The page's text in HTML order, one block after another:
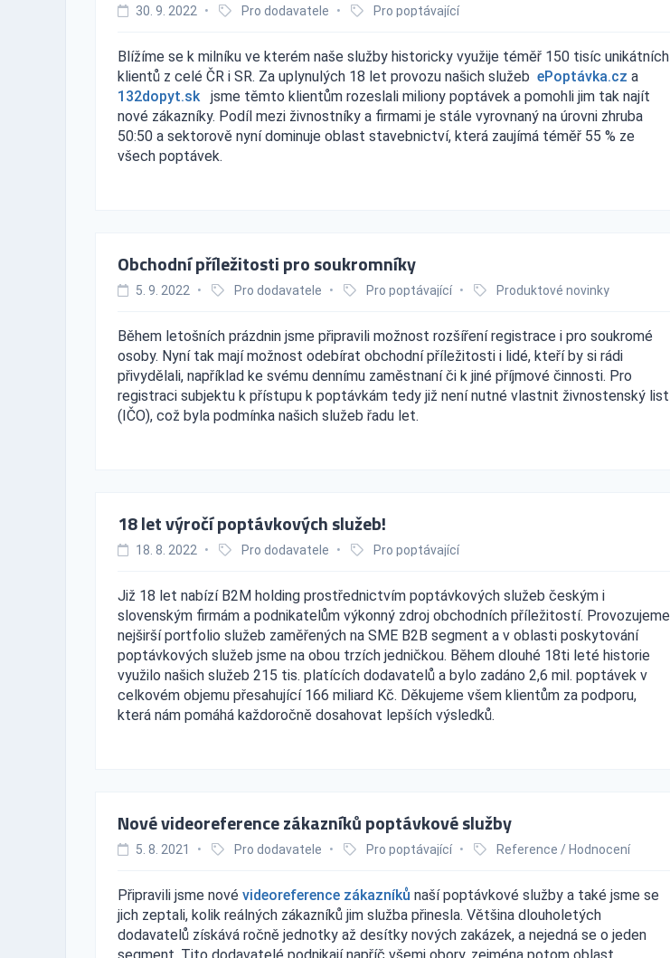
30. 9. 2022 • Pro dodavatele • Pro poptávající
Blížíme se k milníku ve kterém naše služby historicky využije téměř 150 tisíc unikátních
klientů z celé ČR i SR. Za uplynulých 18 let provozu našich služeb ePoptávka.cz a
132dopyt.skjsme těmto klientům rozeslali miliony poptávek a pomohli jim tak najít
nové zákazníky. Podíl mezi živnostníky a firmami je stále vyrovnaný na úrovni zhruba
50:50 a sektorově nyní dominuje oblast stavebnictví, která zaujímá téměř 55 % ze
všech poptávek.
Obchodní příležitosti pro soukromníky
5. 9. 2022 • Pro dodavatele • Pro poptávající • Produktové novinky
Během letošních prázdnin jsme připravili možnost rozšíření registrace i pro soukromé
osoby. Nyní tak mají možnost odebírat obchodní příležitosti i lidé, kteří by si rádi
přivydělali, například ke svému dennímu zaměstnaní či k jiné příjmové činnosti. Pro
registraci subjektu k přístupu k poptávkám tedy již není nutné vlastnit živnostenský list
(IČO), což byla podmínka našich služeb řadu let.
18 let výročí poptávkových služeb!
18. 8. 2022 • Pro dodavatele • Pro poptávající
Již 18 let nabízí B2M holding prostřednictvím poptávkových služeb českým i
slovenským firmám a podnikatelům výkonný zdroj obchodních příležitostí. Provozujeme
nejširší portfolio služeb zaměřených na SME B2B segment a v oblasti poskytování
poptávkových služeb jsme na obou trzích jedničkou. Během dlouhé 18ti leté historie
využilo našich služeb 215 tis. platících dodavatelů a bylo zadáno 2,6 mil. poptávek v
celkovém objemu přesahující 166 miliard Kč. Děkujeme všem klientům za podporu,
která nám pomáhá každoročně dosahovat lepších výsledků.
Nové videoreference zákazníků poptávkové služby
5. 8. 2021 • Pro dodavatele • Pro poptávající • Reference / Hodnocení
Připravili jsme nové videoreference zákazníků naší poptávkové služby a také jsme se
jich zeptali, kolik reálných zákazníků jim služba přinesla. Většina dlouholetých
dodavatelů získává ročně jednotky až desítky nových zakázek, a nejedná se o jeden